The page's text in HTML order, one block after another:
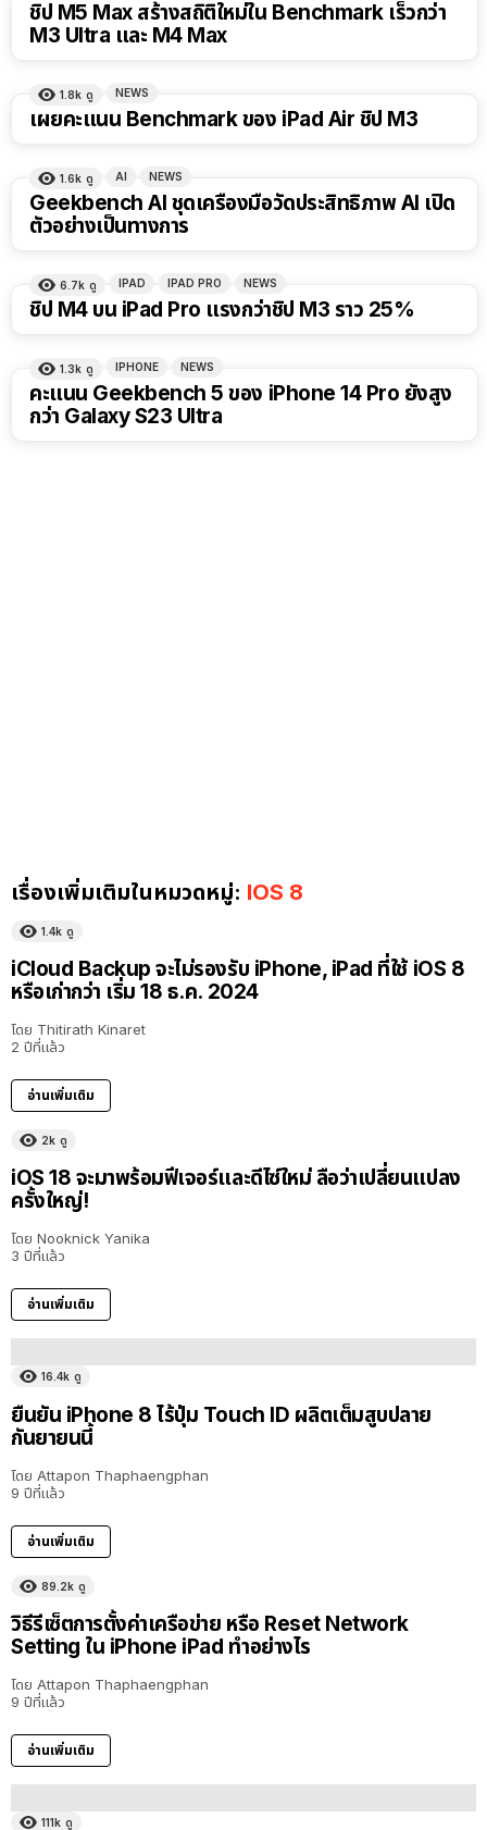
ชิป M5 Max สร้างสถิติใหม่ใน Benchmark เร็วกว่า
M3 Ultra และ M4 Max
1.8k ดู NEWS
เผยคะแนน Benchmark ของ iPad Air ชิป M3
1.6k ดู AI NEWS
Geekbench AI ชุดเครื่องมือวัดประสิทธิภาพ AI เปิด
ตัวอย่างเป็นทางการ
6.7k ดู IPAD IPAD PRO NEWS
ชิป M4 บน iPad Pro แรงกว่าชิป M3 ราว 25%
1.3k ดู IPHONE NEWS
คะแนน Geekbench 5 ของ iPhone 14 Pro ยังสูง
กว่า Galaxy S23 Ultra
เรื่องเพิ่มเติมในหมวดหมู่: IOS 8
1.4k ดู
iCloud Backup จะไม่รองรับ iPhone, iPad ที่ใช้ iOS 8
หรือเก่ากว่า เริ่ม 18 ธ.ค. 2024
โดย Thitirath Kinaret
2 ปีที่แล้ว
อ่านเพิ่มเติม
2k ดู
iOS 18 จะมาพร้อมฟีเจอร์และดีไซ์ใหม่ ลือว่าเปลี่ยนแปลง
ครั้งใหญ่!
โดย Nooknick Yanika
3 ปีที่แล้ว
อ่านเพิ่มเติม
16.4k ดู
ยืนยัน iPhone 8 ไร้ปุ่ม Touch ID ผลิตเต็มสูบปลาย
กันยายนนี้
โดย Attapon Thaphaengphan
9 ปีที่แล้ว
อ่านเพิ่มเติม
89.2k ดู
วิธีรีเซ็ตการตั้งค่าเครือข่าย หรือ Reset Network
Setting ใน iPhone iPad ทำอย่างไร
โดย Attapon Thaphaengphan
9 ปีที่แล้ว
อ่านเพิ่มเติม
111k ดู